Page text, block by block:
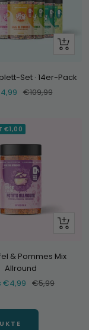
+
Set · 14er-Pack
Normaler
€109,99
€1,00
Schau
& Pommes Mix
Allround
€4,99 Normaler
€5,99